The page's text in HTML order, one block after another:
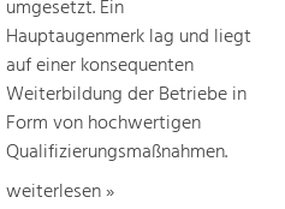
umgesetzt. Ein
Hauptaugenmerk lag und liegt
auf einer konsequenten
Weiterbildung der Betriebe in
Form von hochwertigen
Qualifizierungsmaßnahmen.
weiterlesen »